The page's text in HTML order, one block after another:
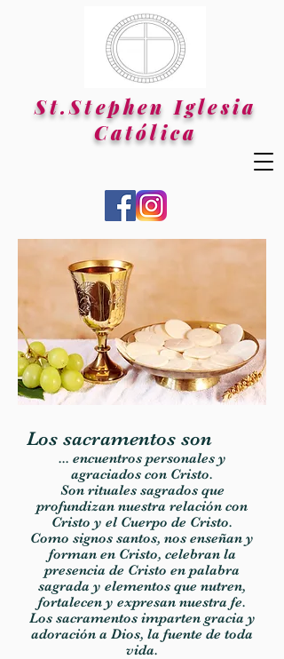
St.Stephen Iglesia
Católica
Los sacramentos son
... encuentros personales y
agraciados con Cristo.
Son rituales sagrados que
profundizan nuestra relación con
Cristo y el Cuerpo de Cristo.
Como signos santos, nos enseñan y
forman en Cristo, celebran la
presencia de Cristo en palabra
sagrada y elementos que nutren,
fortalecen y expresan nuestra fe.
Los sacramentos imparten gracia y
adoración a Dios, la fuente de toda
vida.